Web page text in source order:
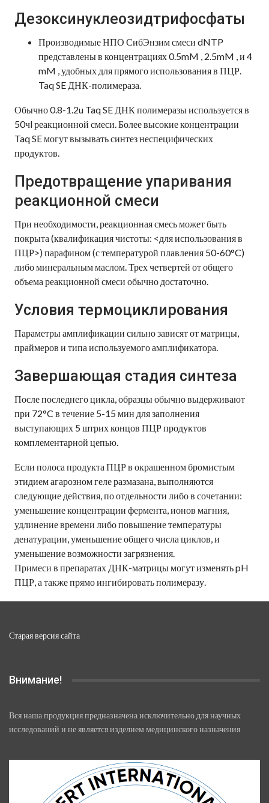
Дезоксинуклеозидтрифосфаты
Производимые НПО СибЭнзим смеси dNTP
представлены в концентрациях 0.5mM , 2.5mM , и 4
mM , удобных для прямого использования в ПЦР.
Taq SE ДНК-полимераза.
Обычно 0.8-1.2u Taq SE ДНК полимеразы используется в
50чl реакционной смеси. Более высокие концентрации
Taq SE могут вызывать синтез неспецифических
продуктов.
Предотвращение упаривания
реакционной смеси
При необходимости, реакционная смесь может быть
покрыта (квалификация чистоты: <для использования в
ПЦР>) парафином (с температурой плавления 50-60°C)
либо минеральным маслом. Трех четвертей от общего
объема реакционной смеси обычно достаточно.
Условия термоциклирования
Параметры амплификации сильно зависят от матрицы,
праймеров и типа используемого амплификатора.
Завершающая стадия синтеза
После последнего цикла, образцы обычно выдерживают
при 72°C в течение 5-15 мин для заполнения
выступающих 5 штрих концов ПЦР продуктов
комплементарной цепью.
Если полоса продукта ПЦР в окрашенном бромистым
этидием агарозном геле размазана, выполняются
следующие действия, по отдельности либо в сочетании:
уменьшение концентрации фермента, ионов магния,
удлинение времени либо повышение температуры
денатурации, уменьшение общего числа циклов, и
уменьшение возможности загрязнения.
Примеси в препаратах ДНК-матрицы могут изменять pH
ПЦР, а также прямо ингибировать полимеразу.
Старая версия сайта
Внимание!
Вся наша продукция предназначена исключительно для научных
исследований и не является изделием медицинского назначения